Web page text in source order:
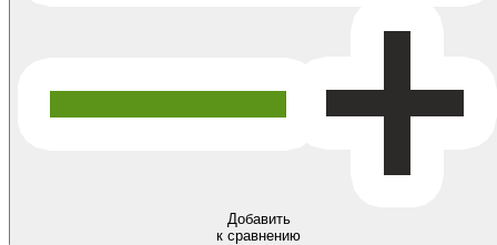
Добавить
к сравнению